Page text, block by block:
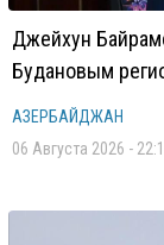
Джейхун
Будановым
АЗЕРБАЙДЖАН
06 Августа 2026 -